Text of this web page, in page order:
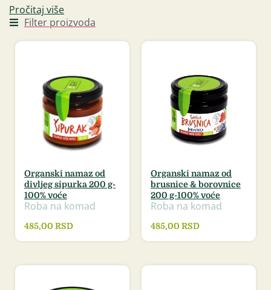
Pročitaj više
Filter proizvoda
Organski namaz od
divljeg sipurka 200 g-
100% voće
Roba na komad
485,00 RSD
Organski namaz od
brusnice & borovnice
200 g-100% voće
Roba na komad
485,00 RSD